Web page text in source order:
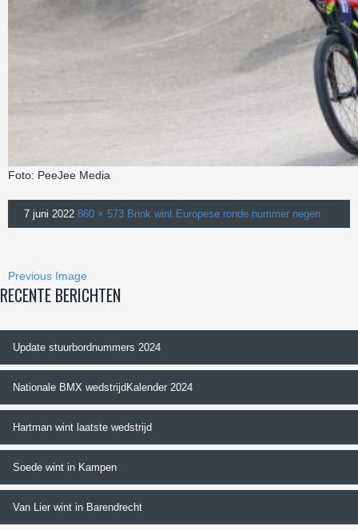
Foto: PeeJee Media
7 juni 2022 860 × 573 Brink wint Europese ronde nummer negen
Previous Image
RECENTE BERICHTEN
Update stuurbordnummers 2024
Nationale BMX wedstrijdKalender 2024
Hartman wint laatste wedstrijd
Soede wint in Kampen
Van Lier wint in Barendrecht